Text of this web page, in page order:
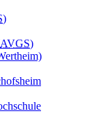
)
AVGS)